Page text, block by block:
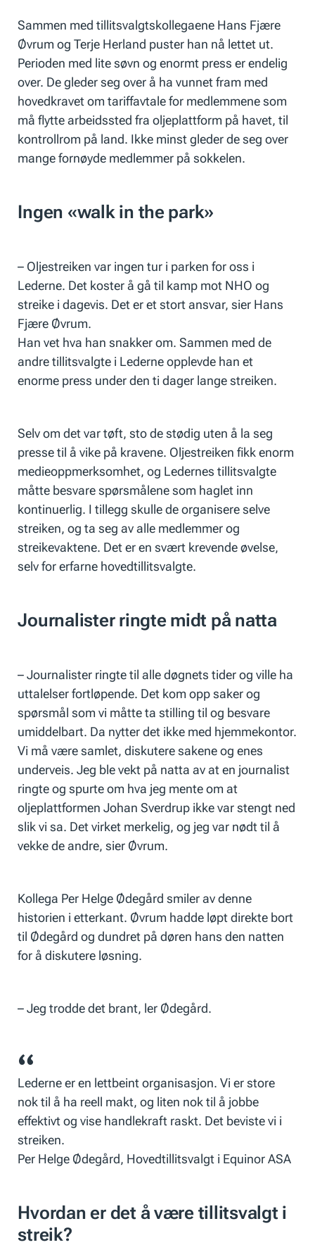
Sammen med tillitsvalgtskollegaene Hans Fjære
Øvrum og Terje Herland puster han nå lettet ut.
Perioden med lite søvn og enormt press er endelig
over. De gleder seg over å ha vunnet fram med
hovedkravet om tariffavtale for medlemmene som
må flytte arbeidssted fra oljeplattform på havet, til
kontrollrom på land. Ikke minst gleder de seg over
mange fornøyde medlemmer på sokkelen.
Ingen «walk in the park»
– Oljestreiken var ingen tur i parken for oss i
Lederne. Det koster å gå til kamp mot NHO og
streike i dagevis. Det er et stort ansvar, sier Hans
Fjære Øvrum.
Han vet hva han snakker om. Sammen med de
andre tillitsvalgte i Lederne opplevde han et
enorme press under den ti dager lange streiken.
Selv om det var tøft, sto de stødig uten å la seg
presse til å vike på kravene. Oljestreiken fikk enorm
medieoppmerksomhet, og Ledernes tillitsvalgte
måtte besvare spørsmålene som haglet inn
kontinuerlig. I tillegg skulle de organisere selve
streiken, og ta seg av alle medlemmer og
streikevaktene. Det er en svært krevende øvelse,
selv for erfarne hovedtillitsvalgte.
Journalister ringte midt på natta
– Journalister ringte til alle døgnets tider og ville ha
uttalelser fortløpende. Det kom opp saker og
spørsmål som vi måtte ta stilling til og besvare
umiddelbart. Da nytter det ikke med hjemmekontor.
Vi må være samlet, diskutere sakene og enes
underveis. Jeg ble vekt på natta av at en journalist
ringte og spurte om hva jeg mente om at
oljeplattformen Johan Sverdrup ikke var stengt ned
slik vi sa. Det virket merkelig, og jeg var nødt til å
vekke de andre, sier Øvrum.
Kollega Per Helge Ødegård smiler av denne
historien i etterkant. Øvrum hadde løpt direkte bort
til Ødegård og dundret på døren hans den natten
for å diskutere løsning.
– Jeg trodde det brant, ler Ødegård.
Lederne er en lettbeint organisasjon. Vi er store
nok til å ha reell makt, og liten nok til å jobbe
effektivt og vise handlekraft raskt. Det beviste vi i
streiken.
Per Helge Ødegård, Hovedtillitsvalgt i Equinor ASA
Hvordan er det å være tillitsvalgt i
streik?